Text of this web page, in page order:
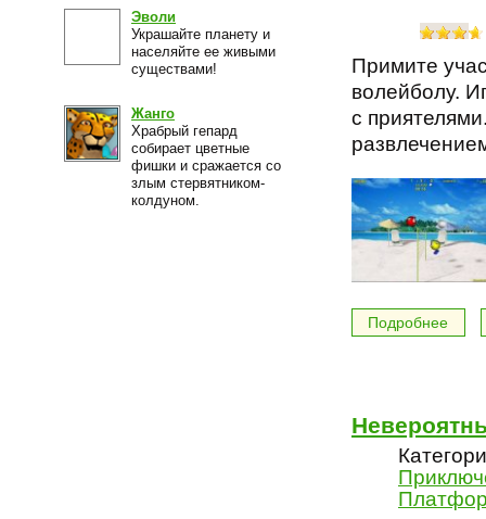
Эволи
Украшайте планету и
населяйте ее живыми
существами!
Жанго
Храбрый гепард
собирает цветные
фишки и сражается со
злым стервятником-
колдуном.
Примите
волейболу.
с
Подробнее